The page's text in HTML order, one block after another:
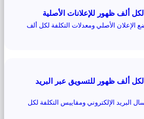
ألف ظهور للإعلانات الأصلية
الإعلان الأصلي ومعدلات التكلفة لكل ألف
ألف ظهور للتسويق عبر البريد
البريد الإلكتروني ومقاييس التكلفة لكل